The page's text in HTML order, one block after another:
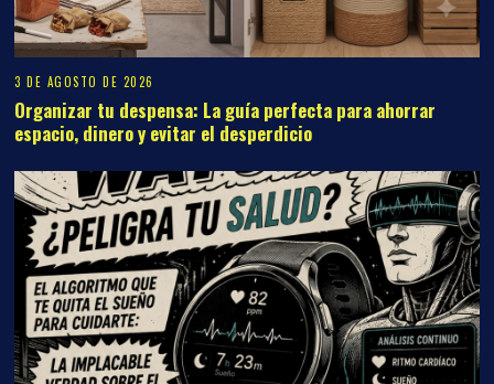
3 DE AGOSTO DE 2026
Organizar tu despensa: La guía perfecta para ahorrar
espacio, dinero y evitar el desperdicio